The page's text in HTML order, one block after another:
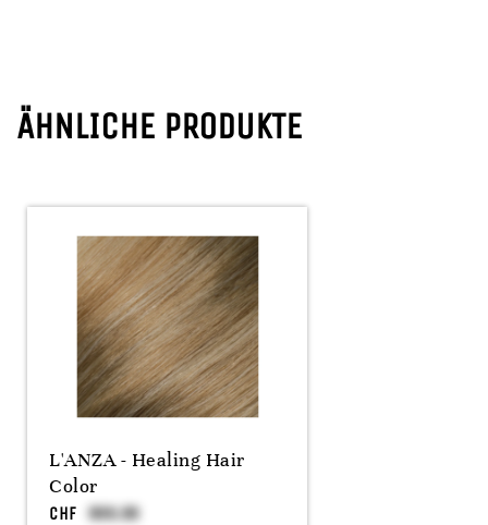
ÄHNLICHE PRODUKTE
L'ANZA - Healing Hair
Color
CHF